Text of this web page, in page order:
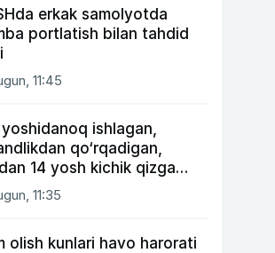
erkak samolyotda
portlatish bilan tahdid
11:45
yoshidanoq ishlagan,
qo‘rqadigan,
14 yosh kichik qizga
Yorqinxo‘ja Umarov
11:35
olish kunlari havo harorati